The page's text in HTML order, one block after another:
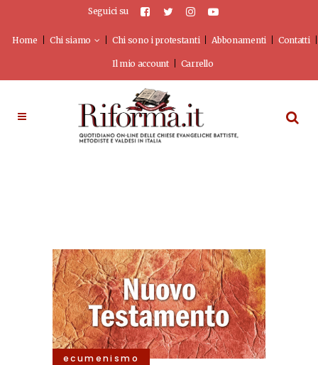
Seguici su
Home Chi siamo Chi sono i protestanti Abbonamenti Contatti
Il mio account Carrello
ecumenismo